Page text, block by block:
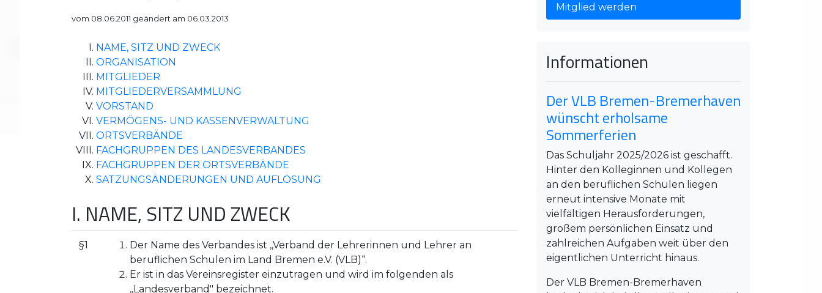
vom 08.06.2011 geändert am 06.03.2013
NAME, SITZ UND ZWECK
ORGANISATION
MITGLIEDER
MITGLIEDERVERSAMMLUNG
VORSTAND
VERMÖGENS- UND KASSENVERWALTUNG
ORTSVERBÄNDE
FACHGRUPPEN DES LANDESVERBANDES
FACHGRUPPEN DER ORTSVERBÄNDE
SATZUNGSÄNDERUNGEN UND AUFLÖSUNG
I. NAME, SITZ UND ZWECK
§1
Der Name des Verbandes ist ,,Verband der Lehrerinnen und Lehrer an
beruflichen Schulen im Land Bremen e.V. (VLB)“.
Er ist in das Vereinsregister einzutragen und wird im folgenden als
,,Landesverband" bezeichnet.
Mitglied werden
Informationen
Der VLB Bremen-Bremerhaven
wünscht erholsame
Sommerferien
Das Schuljahr 2025/2026 ist geschafft.
Hinter den Kolleginnen und Kollegen
an den beruflichen Schulen liegen
erneut intensive Monate mit
vielfältigen Herausforderungen,
großem persönlichen Einsatz und
zahlreichen Aufgaben weit über den
eigentlichen Unterricht hinaus.
Der VLB Bremen-Bremerhaven